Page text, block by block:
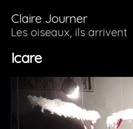
au
Claire Journer
Les oiseaux, ils arrivent
Icare